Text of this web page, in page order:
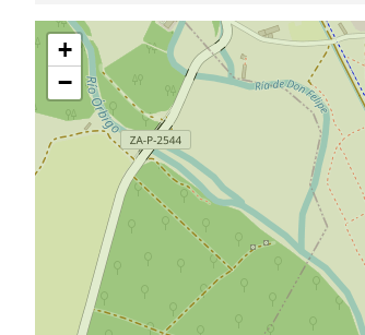
Saltar
mapa
+
−